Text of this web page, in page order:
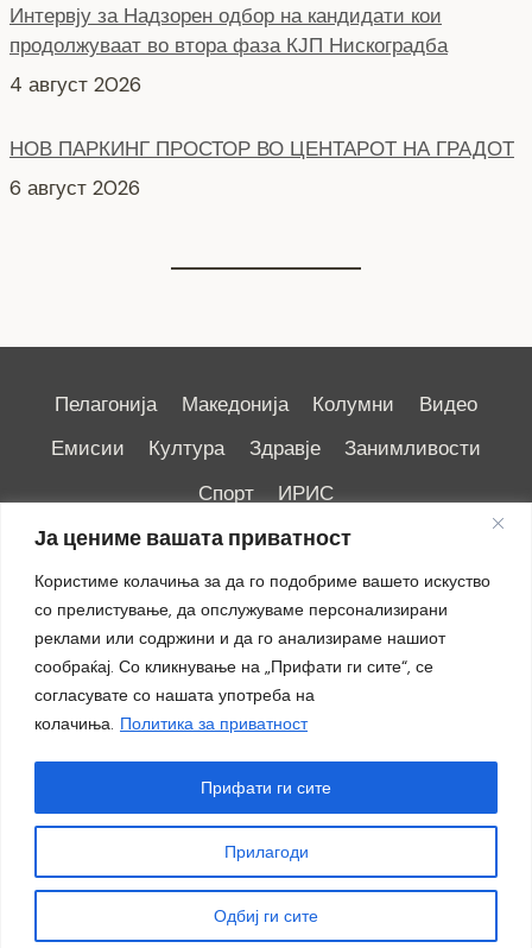
Ја цениме вашата приватност
Користиме колачиња за да го подобриме вашето искуство
со прелистување, да опслужуваме персонализирани
реклами или содржини и да го анализираме нашиот
сообраќај. Со кликнување на „Прифати ги сите“, се
согласувате со нашата употреба на
колачиња. Политика за приватност
Прилагоди
Одбиј ги сите
Прифати ги сите
НОВ ПАРКИНГ ПРОСТОР ВО ЦЕНТАРОТ НА ГРАДОТ
6 август 2026
СЕ АСФАЛТИРА УЛИЦАТА „КОЗАРА“
6 август 2026
Пелагонија Македонија Колумни
Видео
Емисии
Култура Здравје
Занимливости
Спорт
ИРИС
Импресум|Маркетинг
© 2018 - 2026 ОТВ